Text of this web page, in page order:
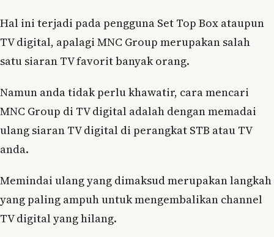
Hal ini terjadi pada pengguna Set Top Box ataupun
TV digital, apalagi MNC Group merupakan salah
satu siaran TV favorit banyak orang.
Namun anda tidak perlu khawatir, cara mencari
MNC Group di TV digital adalah dengan memadai
ulang siaran TV digital di perangkat STB atau TV
anda.
Memindai ulang yang dimaksud merupakan langkah
yang paling ampuh untuk mengembalikan channel
TV digital yang hilang.